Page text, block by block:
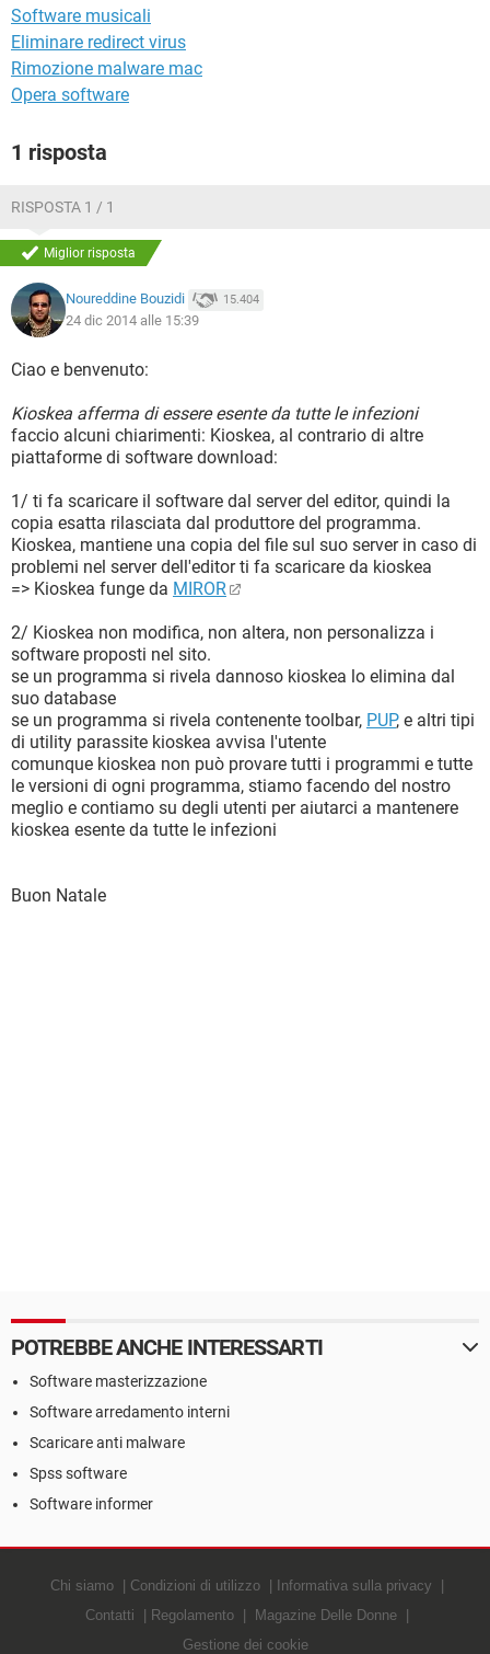
Software musicali
Eliminare redirect virus
Rimozione malware mac
Opera software
1 risposta
RISPOSTA 1 / 1
Miglior risposta
Noureddine Bouzidi 15.404
24 dic 2014 alle 15:39
Ciao e benvenuto:
Kioskea afferma di essere esente da tutte le infezioni
faccio alcuni chiarimenti: Kioskea, al contrario di altre
piattaforme di software download:
1/ ti fa scaricare il software dal server del editor, quindi la
copia esatta rilasciata dal produttore del programma.
Kioskea, mantiene una copia del file sul suo server in caso di
problemi nel server dell'editor ti fa scaricare da kioskea
=> Kioskea funge da MIROR
2/ Kioskea non modifica, non altera, non personalizza i
software proposti nel sito.
se un programma si rivela dannoso kioskea lo elimina dal
suo database
se un programma si rivela contenente toolbar, PUP, e altri tipi
di utility parassite kioskea avvisa l'utente
comunque kioskea non può provare tutti i programmi e tutte
le versioni di ogni programma, stiamo facendo del nostro
meglio e contiamo su degli utenti per aiutarci a mantenere
kioskea esente da tutte le infezioni
Buon Natale
POTREBBE ANCHE INTERESSARTI
Software masterizzazione
Software arredamento interni
Scaricare anti malware
Spss software
Software informer
Chi siamo Condizioni di utilizzo
Informativa sulla privacy
Contatti
Regolamento
Magazine Delle Donne
Gestione dei cookie